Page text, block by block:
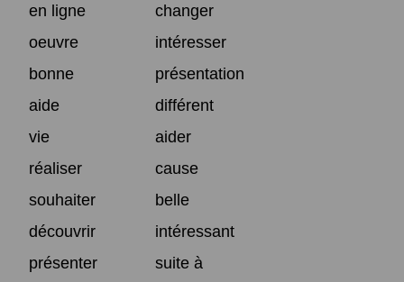
en ligne
changer
oeuvre
intéresser
bonne
présentation
aide
différent
vie
aider
réaliser
cause
souhaiter
belle
découvrir
intéressant
présenter
suite à